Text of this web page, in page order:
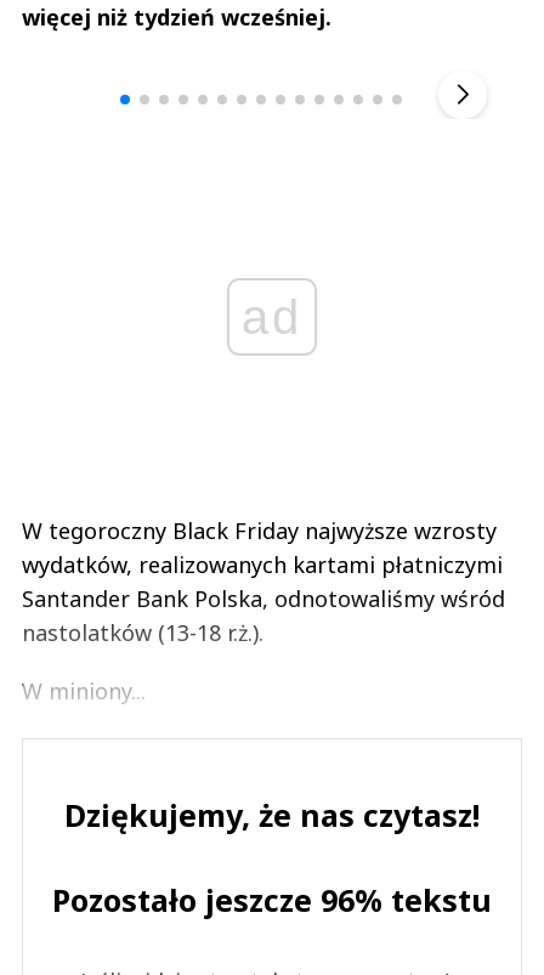
więcej niż tydzień wcześniej.
ad
W tegoroczny Black Friday najwyższe wzrosty
wydatków, realizowanych kartami płatniczymi
Santander Bank Polska, odnotowaliśmy wśród
nastolatków (13-18 r.ż.).
W miniony...
Dziękujemy, że nas czytasz!
Pozostało jeszcze 96% tekstu